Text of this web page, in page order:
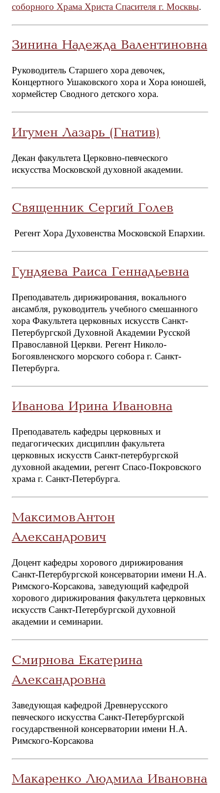
соборного Храма Христа Спасителя г. Москвы.
Зинина Надежда Валентиновна
Руководитель Старшего хора девочек,
Концертного Ушаковского хора и Хора юношей,
хормейстер Сводного детского хора.
Игумен Лазарь (Гнатив)
Декан факультета Церковно-певческого
искусства Московской духовной академии.
Священник Сергий Голев
Регент Хора Духовенства Московской Епархии.
Гундяева Раиса Геннадьевна
Преподаватель дирижирования, вокального
ансамбля, руководитель учебного смешанного
хора Факультета церковных искусств Санкт-
Петербургской Духовной Академии Русской
Православной Церкви. Регент Николо-
Богоявленского морского собора г. Санкт-
Петербурга.
Иванова Ирина Ивановна
Преподаватель кафедры церковных и
педагогических дисциплин факультета
церковных искусств Санкт-петербургской
духовной академии, регент Спасо-Покровского
храма г. Санкт-Петербурга.
Максимов Антон
Александрович
Доцент кафедры хорового дирижирования
Санкт-Петербургской консерватории имени Н.А.
Римского-Корсакова, заведующий кафедрой
хорового дирижирования факультета церковных
искусств Санкт-Петербургской духовной
академии и семинарии.
Смирнова Екатерина
Александровна
Заведующая кафедрой Древнерусского
певческого искусства Санкт-Петербургской
государственной консерватории имени Н.А.
Римского-Корсакова
Макаренко Людмила Ивановна